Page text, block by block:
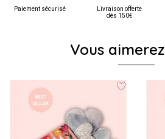
Paiement sécurisé
Livraison offerte
dès 150€
Vous